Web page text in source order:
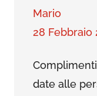
Mario
28 Febbraio
date alle